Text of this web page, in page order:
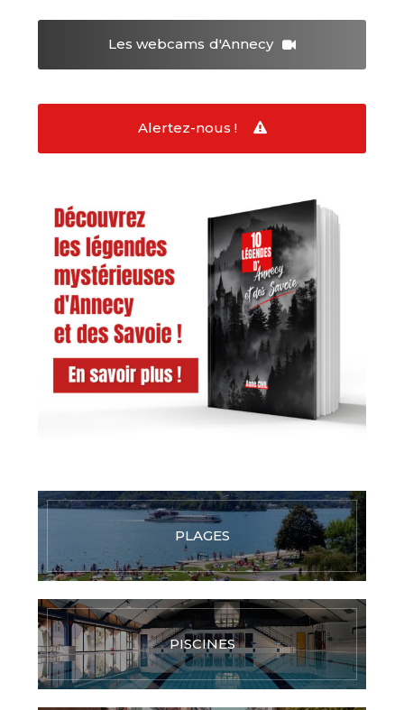
Les webcams d'Annecy
Alertez-nous !
PLAGES
PISCINES